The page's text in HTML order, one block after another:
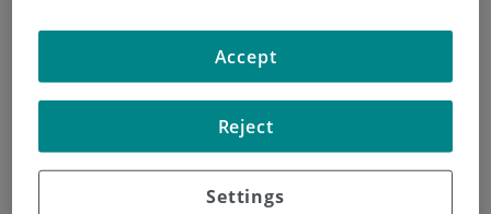
TUMORES DE VASOS SANGUÍNEOS
Tumores de vasos sanguíneos
El sistema nervioso está divido en dos partes: Sistema
Nervioso Central (integrado por cerebro y médula espinal)
y Sistema Nervioso Periférico (integrado por los nervios
Settings
Reject
Accept